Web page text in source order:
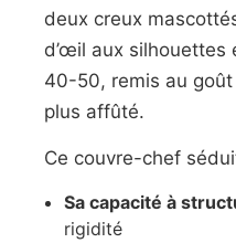
deux creux
d’œil aux silhouettes
40-50, remis au
plus affûté.
Ce couvre-chef
Sa capacité à
rigidité